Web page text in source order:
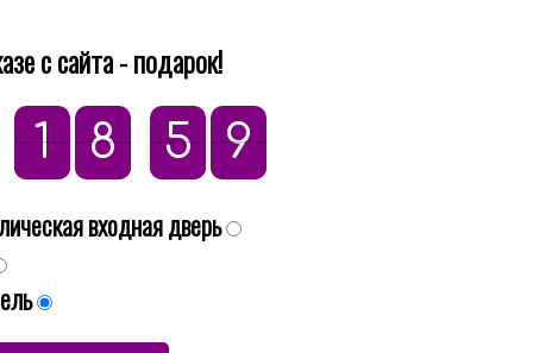
с сайта - подарок!
1
1 9
8
8
9 0
5
5
0 9
8
8
9
входная дверь